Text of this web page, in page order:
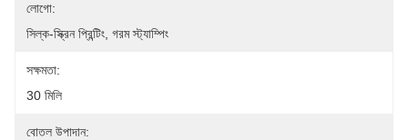
লোগো:
সিল্ক-স্ক্রিন প্রিন্টিং, গরম স্ট্যাম্পিং
সক্ষমতা:
30 মিলি
বোতল উপাদান: